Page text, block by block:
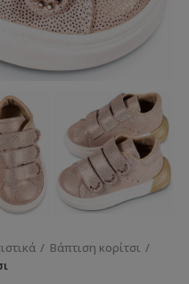
Βάπτιση κορίτσι